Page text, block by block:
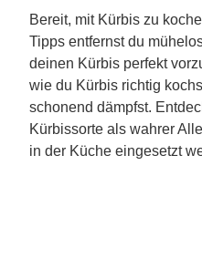
Bereit, mit Kürbis zu
Tipps entfernst du
deinen Kürbis perfekt
wie du Kürbis richtig
schonend dämpfst.
Kürbissorte als wahrer
in der Küche eingesetzt